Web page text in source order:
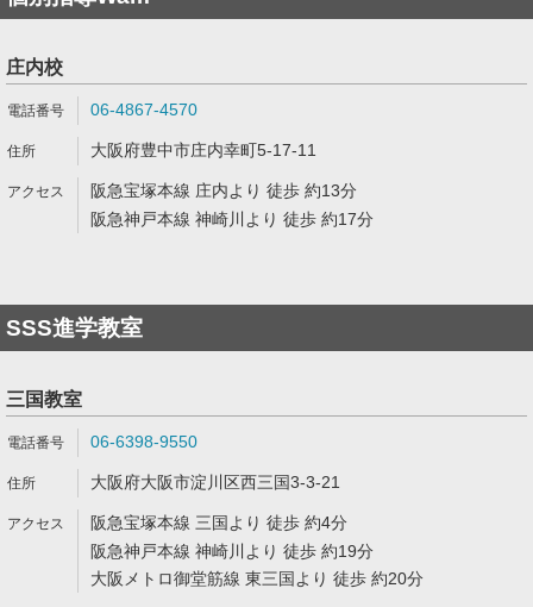
庄内校
06-4867-4570
大阪府豊中市庄内幸町5-17-11
阪急宝塚本線 庄内より 徒歩 約13分
阪急神戸本線 神崎川より 徒歩 約17分
SSS進学教室
三国教室
06-6398-9550
大阪府大阪市淀川区西三国3-3-21
阪急宝塚本線 三国より 徒歩 約4分
阪急神戸本線 神崎川より 徒歩 約19分
大阪メトロ御堂筋線 東三国より 徒歩 約20分